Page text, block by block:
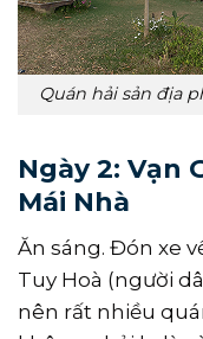
Quán hải sản địa
Ngày 2: Vạn
Mái Nhà
Ăn sáng. Đón xe
Tuy Hoà (người
nên rất nhiều